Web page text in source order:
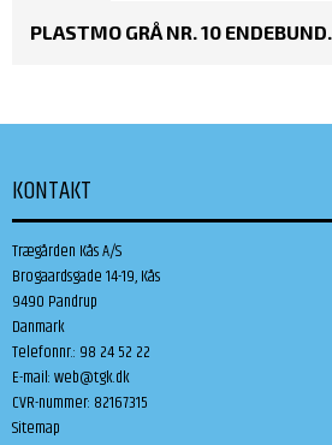
PLASTMO GRÅ NR. 10 ENDEBUND.
KONTAKT
Trægården Kås A/S
Brogaardsgade 14-19, Kås
9490 Pandrup
Danmark
Telefonnr.: 98 24 52 22
E-mail:web@tgk.dk
CVR-nummer: 82167315
Sitemap